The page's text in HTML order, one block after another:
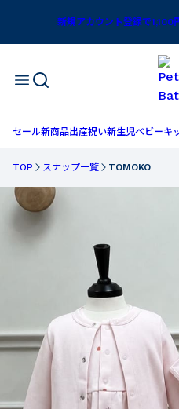
新規アカウント登録で1,100
セール新商品出産祝い新生児ベビーキ
TOP スナップ一覧 TOMOKO